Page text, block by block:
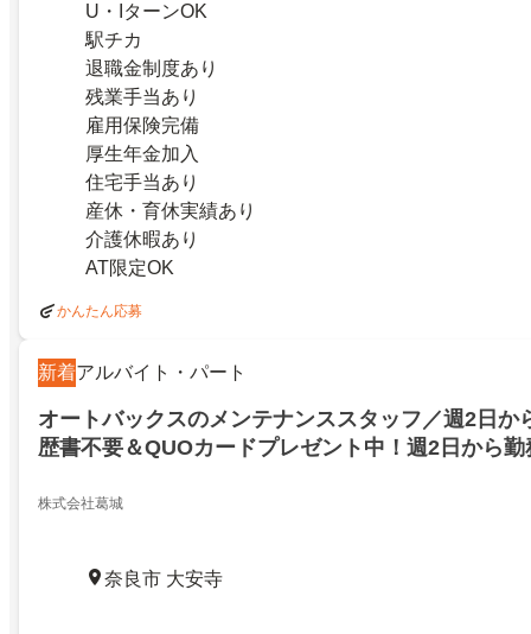
U・IターンOK
駅チカ
退職金制度あり
残業手当あり
雇用保険完備
厚生年金加入
住宅手当あり
産休・育休実績あり
介護休暇あり
AT限定OK
かんたん応募
新着アルバイト・パート
オートバックスのメンテナンススタッフ／週2日か
歴書不要＆QUOカードプレゼント中！週2日から
150円UP中！
株式会社葛城
奈良市 大安寺